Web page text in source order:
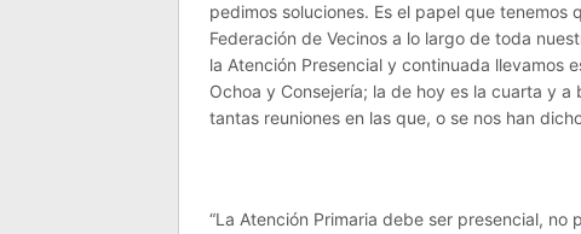
pedimos soluciones. Es el papel que tenemos
Federación de Vecinos a lo largo de toda
la Atención Presencial y continuada llevamos
Ochoa y Consejería; la de hoy es la cuarta y
tantas reuniones en las que, o se nos han
“La Atención Primaria debe ser presencial,